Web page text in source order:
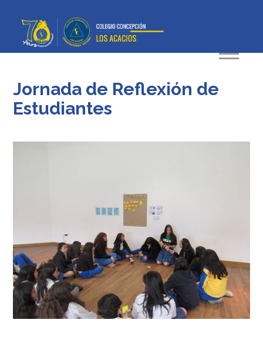
Jornada de Reflexión de
Estudiantes